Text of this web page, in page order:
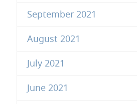
September 2021
August 2021
July 2021
June 2021